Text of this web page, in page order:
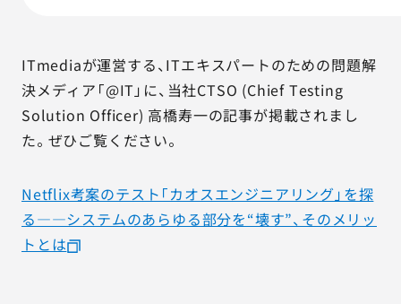
AGESTの強み
セミナー・イベント
会社情報
ITmediaが運営する、ITエキスパートのための問題解
決メディア「@IT」に、当社CTSO (Chief Testing
Solution Officer) 高橋寿一の記事が掲載されまし
た。ぜひご覧ください。
Netflix考案のテスト「カオスエンジニアリング」を探
る――システムのあらゆる部分を“壊す”、そのメリッ
トとは